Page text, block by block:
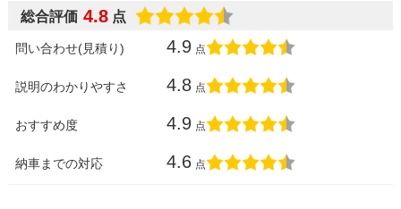
総合評価 4.8 点
問い合わせ(見積り) 4.9 点
説明のわかりやすさ 4.8 点
おすすめ度 4.9 点
納車までの対応 4.6 点